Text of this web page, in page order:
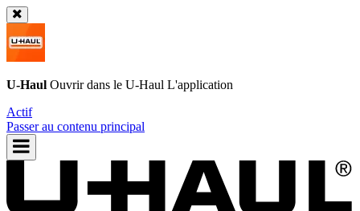
U-Haul Ouvrir dans le U-Haul L'application
Actif
Passer au contenu principal